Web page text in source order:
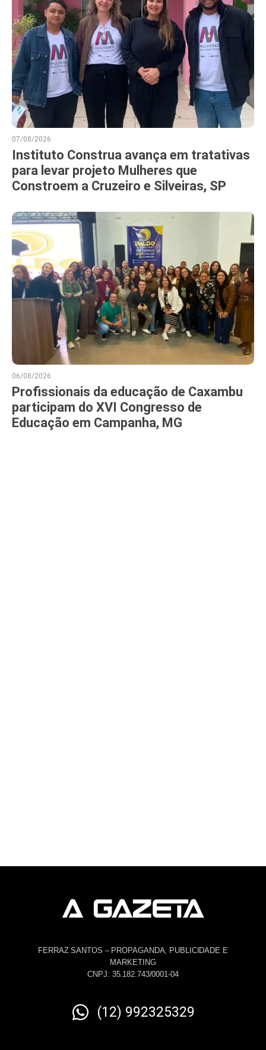
07/08/2026
Instituto Construa avança em tratativas
para levar projeto Mulheres que
Constroem a Cruzeiro e Silveiras, SP
06/08/2026
Profissionais da educação de Caxambu
participam do XVI Congresso de
Educação em Campanha, MG
FERRAZ SANTOS – PROPAGANDA, PUBLICIDADE E
MARKETING
CNPJ: 35.182.743/0001-04
(12) 992325329